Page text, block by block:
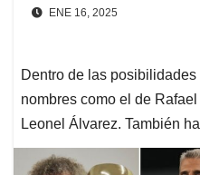
ENE 16, 2025
Dentro de las
nombres como el de
Leonel Álvarez. También